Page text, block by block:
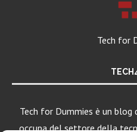
Tech for
Tech for Dummies è un blog
occupa del settore della